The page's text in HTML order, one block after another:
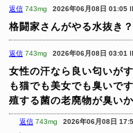
返信 743mg 2026年06月08日 01:05
格闘家さんがやる水抜き
返信 743mg 2026年06月08日 03:01
女性の汗なら良い匂いが
も猫でも美女でも臭いです
殖する菌の老廃物が臭い
返信 743mg 2026年06月08日